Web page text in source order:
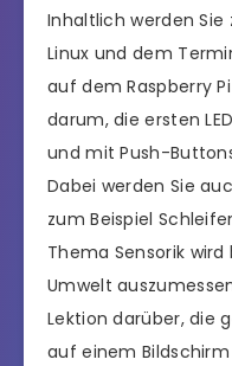
Inhaltlich werden
Linux und dem
auf dem Raspberry
darum, die ersten
und mit Push-
Dabei werden Sie
zum Beispiel
Thema Sensorik
Umwelt
Lektion darüber, die
auf einem